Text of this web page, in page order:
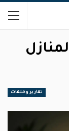
تقارير وملفات